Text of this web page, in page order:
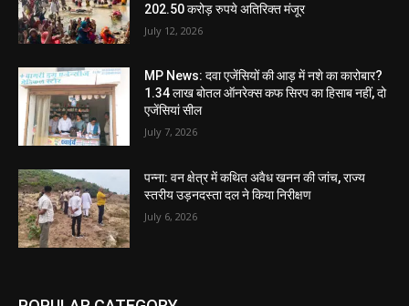
202.50 करोड़ रुपये अतिरिक्त मंजूर
July 12, 2026
MP News: दवा एजेंसियों की आड़ में नशे का कारोबार?
1.34 लाख बोतल ऑनरेक्स कफ सिरप का हिसाब नहीं, दो
एजेंसियां सील
July 7, 2026
पन्ना: वन क्षेत्र में कथित अवैध खनन की जांच, राज्य
स्तरीय उड़नदस्ता दल ने किया निरीक्षण
July 6, 2026